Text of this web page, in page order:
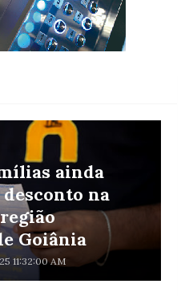
ainda
na
Goiânia
11:32:00 AM